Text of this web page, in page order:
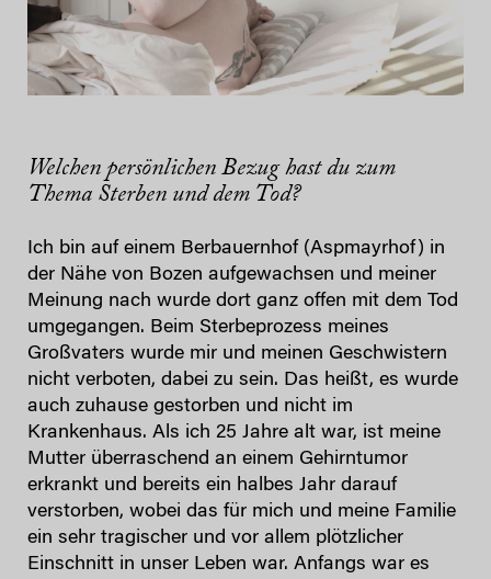
Welchen persönlichen Bezug hast du zum
Thema Sterben und dem Tod?
Ich bin auf einem Berbauernhof (Aspmayrhof) in
der Nähe von Bozen aufgewachsen und meiner
Meinung nach wurde dort ganz offen mit dem Tod
umgegangen. Beim Sterbeprozess meines
Großvaters wurde mir und meinen Geschwistern
nicht verboten, dabei zu sein. Das heißt, es wurde
auch zuhause gestorben und nicht im
Krankenhaus. Als ich 25 Jahre alt war, ist meine
Mutter überraschend an einem Gehirntumor
erkrankt und bereits ein halbes Jahr darauf
verstorben, wobei das für mich und meine Familie
ein sehr tragischer und vor allem plötzlicher
Einschnitt in unser Leben war. Anfangs war es